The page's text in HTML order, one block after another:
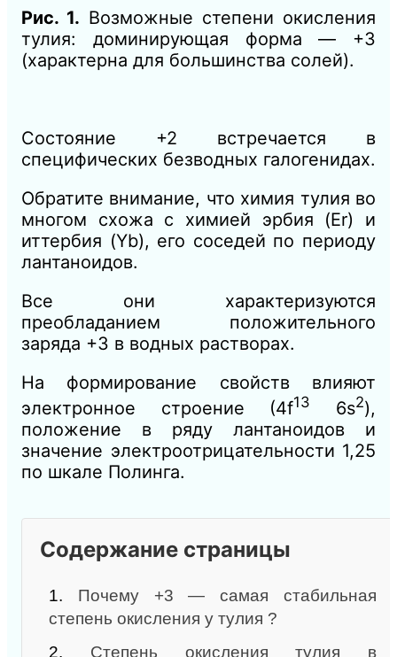
Рис. 1. Возможные степени окисления
тулия: доминирующая форма — +3
(характерна для большинства солей).
Состояние +2 встречается в
специфических безводных галогенидах.
Обратите внимание, что химия тулия во
многом схожа с химией эрбия (Er) и
иттербия (Yb), его соседей по периоду
лантаноидов.
Все они характеризуются
преобладанием положительного
заряда +3 в водных растворах.
На формирование свойств влияют
электронное строение (4f13 6s2),
положение в ряду лантаноидов и
значение электроотрицательности 1,25
по шкале Полинга.
Содержание страницы
1. Почему +3 — самая стабильная
степень окисления у тулия ?
2. Степень окисления тулия в